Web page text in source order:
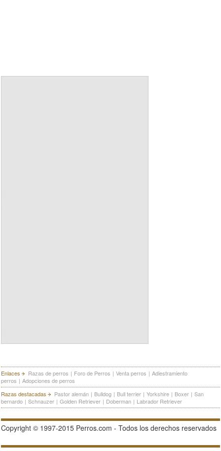
Enlaces Razas de perros | Foro de Perros | Venta perros | Adiestramiento
perros | Adopciones de perros
Razas destacadas
Pastor alemán | Bulldog | Bull terrier | Yorkshire | Boxer | San
bernardo | Schnauzer | Golden Retriever | Doberman | Labrador Retriever
Copyright © 1997-2015 Perros.com - Todos los derechos reservados